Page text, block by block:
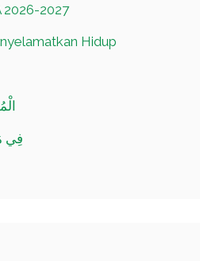
2026-2027
Hidup
فِي